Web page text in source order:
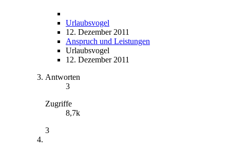
Urlaubsvogel
12. Dezember 2011
Anspruch und Leistungen
Urlaubsvogel
12. Dezember 2011
Antworten
3
Zugriffe
8,7k
3